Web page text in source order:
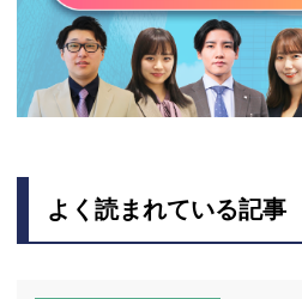
よく読まれている記事